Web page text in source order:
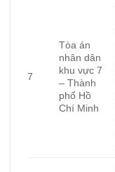
7
Tòa án
nhân dân
khu vực 7
– Thành
phố Hồ
Chí Minh